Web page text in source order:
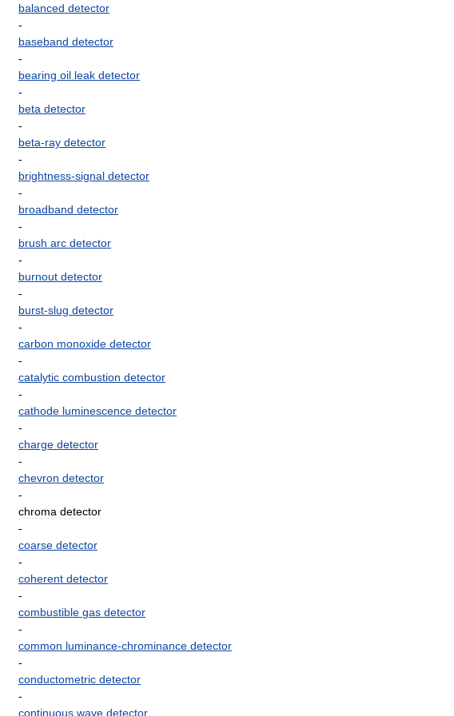
balanced detector
-
baseband detector
-
bearing oil leak detector
-
beta detector
-
beta-ray detector
-
brightness-signal detector
-
broadband detector
-
brush arc detector
-
burnout detector
-
burst-slug detector
-
carbon monoxide detector
-
catalytic combustion detector
-
cathode luminescence detector
-
charge detector
-
chevron detector
-
chroma detector
-
coarse detector
-
coherent detector
-
combustible gas detector
-
common luminance-chrominance detector
-
conductometric detector
-
continuous wave detector